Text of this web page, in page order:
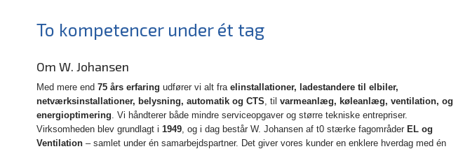
To kompetencer under ét tag
Om W. Johansen
Med mere end 75 års erfaring udfører vi alt fra elinstallationer, ladestandere til elbiler,
netværksinstallationer, belysning, automatik og CTS , til varmeanlæg, køleanlæg, ventilation, og
energioptimering . Vi håndterer både mindre serviceopgaver og større tekniske entrepriser.
Virksomheden blev grundlagt i 1949, og i dag består W. Johansen af t0 stærke fagområder EL og
Ventilation– samlet under én samarbejdspartner. Det giver vores kunder en enklere hverdag med én